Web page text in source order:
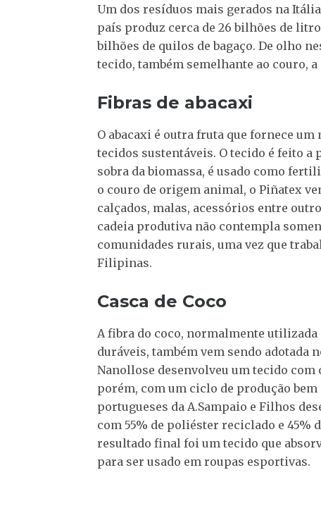
Um dos resíduos mais gerados na
país produz cerca de 26 bilhões de
bilhões de quilos de bagaço. De olho
tecido, também semelhante ao couro,
Fibras de abacaxi
O abacaxi é outra fruta que fornece
tecidos sustentáveis. O tecido é feito a
sobra da biomassa, é usado como
o couro de origem animal, o Piñatex
calçados, malas, acessórios entre
cadeia produtiva não contempla
comunidades rurais, uma vez que
Filipinas.
Casca de Coco
A fibra do coco, normalmente
duráveis, também vem sendo adotada
Nanollose desenvolveu um tecido com
porém, com um ciclo de produção bem
portugueses da A.Sampaio e Filhos
com 55% de poliéster reciclado e 45%
resultado final foi um tecido que
para ser usado em roupas esportivas.